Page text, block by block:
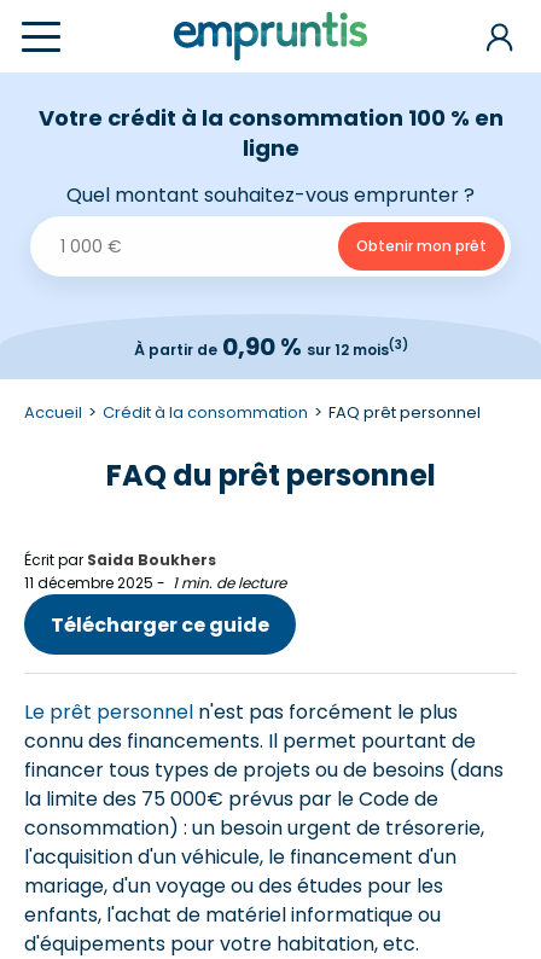
Votre crédit à la consommation 100 % en
ligne
Quel montant souhaitez-vous emprunter ?
À partir de0,90 % sur 12 mois(3)
Accueil Crédit à la consommation FAQ prêt personnel
FAQ du prêt personnel
Écrit par Saida Boukhers
11 décembre 2025 - 1 min. de lecture
Télécharger ce guide
Le prêt personnel n'est pas forcément le plus
connu des financements. Il permet pourtant de
financer tous types de projets ou de besoins (dans
la limite des 75 000€ prévus par le Code de
consommation) : un besoin urgent de trésorerie,
l'acquisition d'un véhicule, le financement d'un
mariage, d'un voyage ou des études pour les
enfants, l'achat de matériel informatique ou
d'équipements pour votre habitation, etc.